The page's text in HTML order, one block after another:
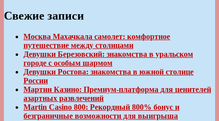
Свежие записи
Москва Махачкала самолет: комфортное
путешествие между столицами
Девушки Березовский: знакомства в уральском
городе с особым шармом
Девушки Ростова: знакомства в южной столице
России
Мартин Казино: Премиум-платформа для ценителей
азартных развлечений
Martin Casino 800: Рекордный 800% бонус и
безграничные возможности для выигрыша